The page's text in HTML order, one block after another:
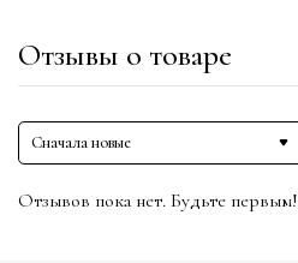
Отзывы о товаре
Сначала новые
Отзывов пока нет. Будьте первым!